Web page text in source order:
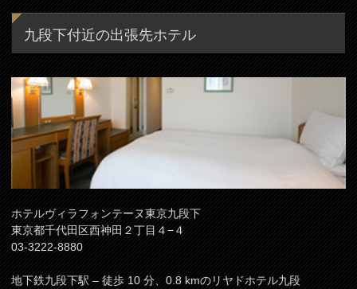
九段下付近の出張先ホテル
ホテルヴィラフォンテーヌ東京九段下
東京都千代田区西神田２丁目４−４
03-3222-8880
地下鉄九段下駅 – 徒歩 10 分、0.8 kmのリヤドホテル九段